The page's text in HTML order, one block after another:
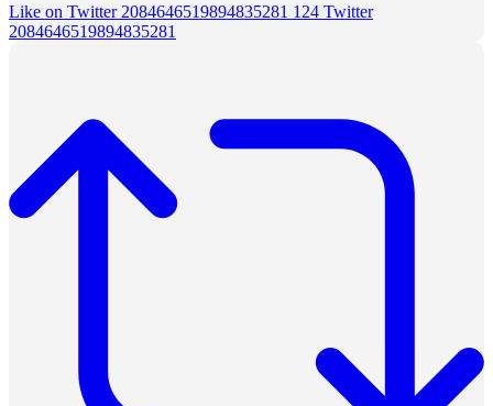
Like on Twitter 2084646519894835281 124 Twitter
2084646519894835281